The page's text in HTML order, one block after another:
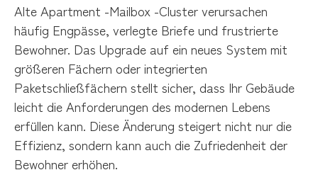
Alte Apartment -Mailbox -Cluster verursachen
häufig Engpässe, verlegte Briefe und frustrierte
Bewohner. Das Upgrade auf ein neues System mit
größeren Fächern oder integrierten
Paketschließfächern stellt sicher, dass Ihr Gebäude
leicht die Anforderungen des modernen Lebens
erfüllen kann. Diese Änderung steigert nicht nur die
Effizienz, sondern kann auch die Zufriedenheit der
Bewohner erhöhen.